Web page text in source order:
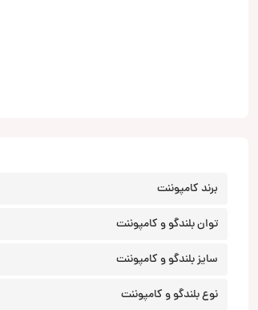
برند کامپوننت
توان بلندگو و کامپوننت
سایز بلندگو و کامپوننت
نوع بلندگو و کامپوننت